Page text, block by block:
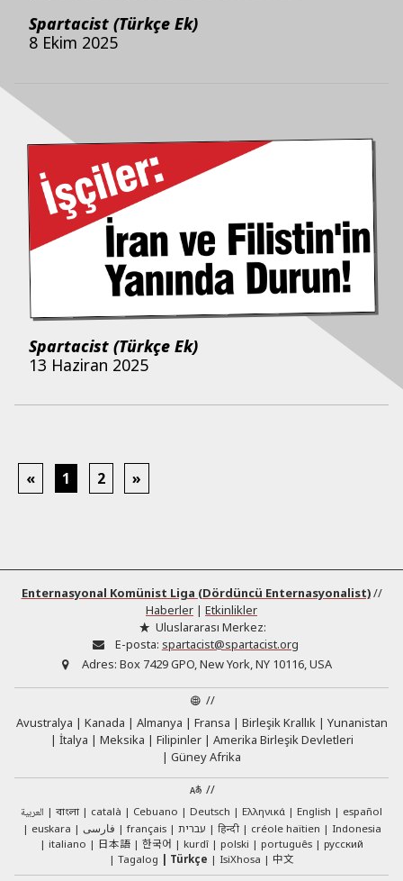
Spartacist (Türkçe Ek)
8 Ekim 2025
Spartacist (Türkçe Ek)
13 Haziran 2025
« 1 2 »
Enternasyonal Komünist Liga (Dördüncü Enternasyonalist)//
Haberler | Etkinlikler
Uluslararası Merkez:
E-posta: spartacist@spartacist.org
Adres: Box 7429 GPO, New York, NY 10116, USA
//
Avustralya
Kanada Almanya Fransa Birleşik Krallık
Yunanistan
İtalya
Meksika Filipinler
Amerika Birleşik Devletleri
Güney Afrika
//
العربية বাংলা català Cebuano Deutsch Ελληνικά English
español
euskara
فارسی français עברית हिन्दी créole haïtien
Indonesia
italiano
日本語 한국어 kurdî polski português
русский
Tagalog
Türkçe IsiXhosa 中文